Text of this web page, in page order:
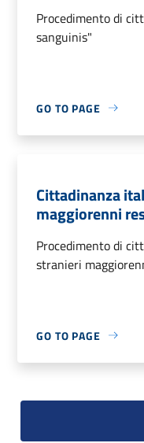
Procedimento di
sanguinis"
GO TO PAGE
Cittadinanza
maggiorenni
Procedimento di
stranieri
GO TO PAGE